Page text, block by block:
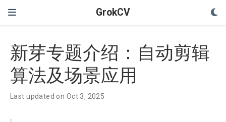
GrokCV
新芽专题介绍：自动剪辑
算法及场景应用
Last updated on Oct 3, 2025